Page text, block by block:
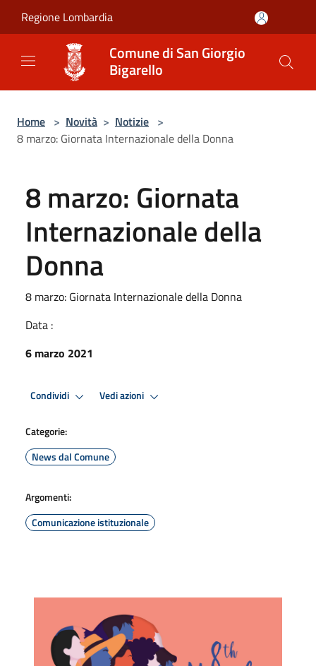
Regione Lombardia
Comune di San Giorgio
Bigarello
Home > Novità > Notizie >
8 marzo: Giornata Internazionale della Donna
8 marzo: Giornata
Internazionale della
Donna
8 marzo: Giornata Internazionale della Donna
Data :
6 marzo 2021
Condividi Vedi azioni
Categorie:
News dal Comune
Argomenti:
Comunicazione istituzionale